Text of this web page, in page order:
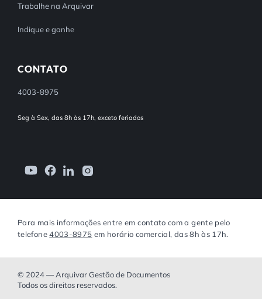
Trabalhe na Arquivar
Indique e ganhe
CONTATO
4003-8975
Seg à Sex, das 8h às 17h, exceto feriados
Para mais informações entre em contato com a gente pelo
telefone4003-8975 em horário comercial, das 8h às 17h.
© 2024 — Arquivar Gestão de Documentos
Todos os direitos reservados.